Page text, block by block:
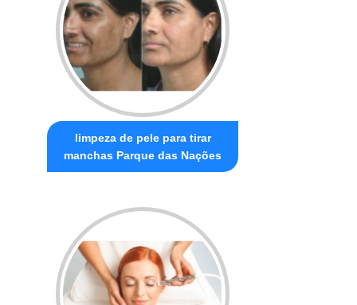
limpeza de pele para tirar
manchas Parque das Nações